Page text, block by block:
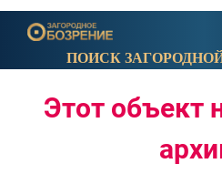
ПОИСК
Этот объект